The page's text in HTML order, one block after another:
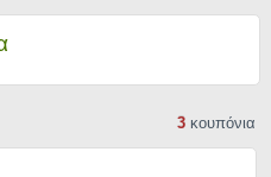
3κουπόνια